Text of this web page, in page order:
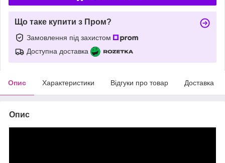
Що таке купити з Пром?
Замовлення під захистом
Доступна доставка
Опис Характеристики Відгуки про товар Доставка
Опис